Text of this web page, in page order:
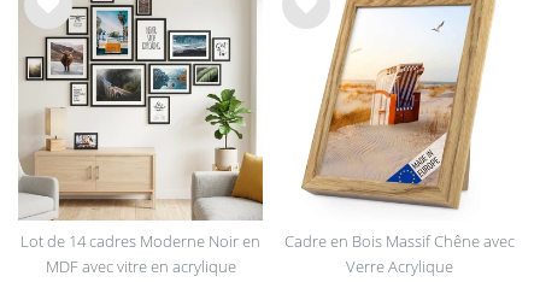
List
e de
sou
s
Lot de 14 cadres Moderne Noir en
MDF avec vitre en acrylique
List
Cadre en Bois Massif Chêne avec
Verre Acrylique